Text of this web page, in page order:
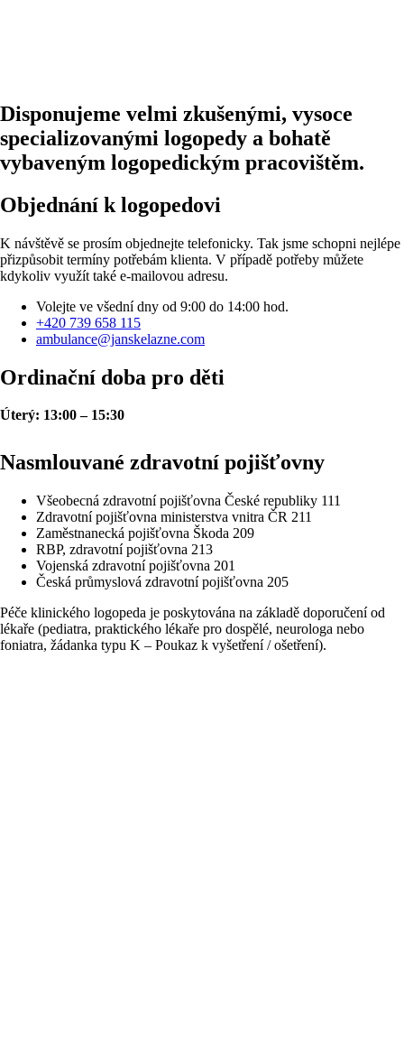
Disponujeme velmi zkušenými, vysoce
specializovanými logopedy a bohatě
vybaveným logopedickým pracovištěm.
Objednání k logopedovi
K návštěvě se prosím objednejte telefonicky. Tak jsme schopni nejlépe
přizpůsobit termíny potřebám klienta. V případě potřeby můžete
kdykoliv využít také e-mailovou adresu.
Volejte ve všední dny od 9:00 do 14:00 hod.
+420 739 658 115
ambulance@janskelazne.com
Ordinační doba pro děti
Úterý: 13:00 – 15:30
Nasmlouvané zdravotní pojišťovny
Všeobecná zdravotní pojišťovna České republiky 111
Zdravotní pojišťovna ministerstva vnitra ČR 211
Zaměstnanecká pojišťovna Škoda 209
RBP, zdravotní pojišťovna 213
Vojenská zdravotní pojišťovna 201
Česká průmyslová zdravotní pojišťovna 205
Péče klinického logopeda je poskytována na základě doporučení od
lékaře (pediatra, praktického lékaře pro dospělé, neurologa nebo
foniatra, žádanka typu K – Poukaz k vyšetření / ošetření).